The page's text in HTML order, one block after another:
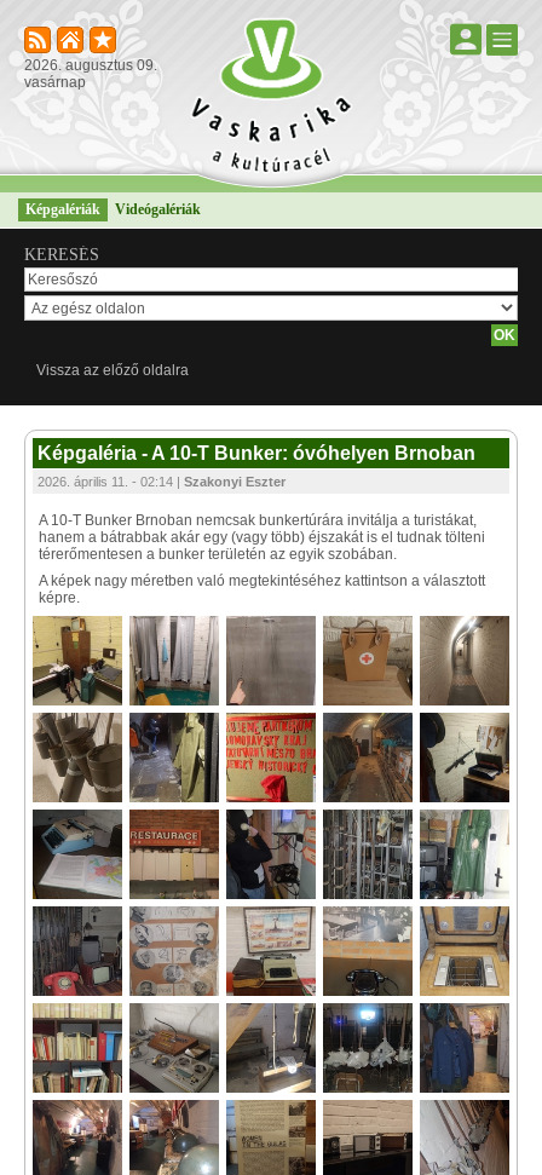
2026. augusztus 09.
vasárnap
Képgalériák Videógalériák
KERESÉS
Vissza az előző oldalra
Képgaléria - A 10-T Bunker: óvóhelyen Brnoban
2026. április 11. - 02:14 | Szakonyi Eszter
A 10-T Bunker Brnoban nemcsak bunkertúrára invitálja a turistákat,
hanem a bátrabbak akár egy (vagy több) éjszakát is el tudnak tölteni
térerőmentesen a bunker területén az egyik szobában.
A képek nagy méretben való megtekintéséhez kattintson a választott
képre.